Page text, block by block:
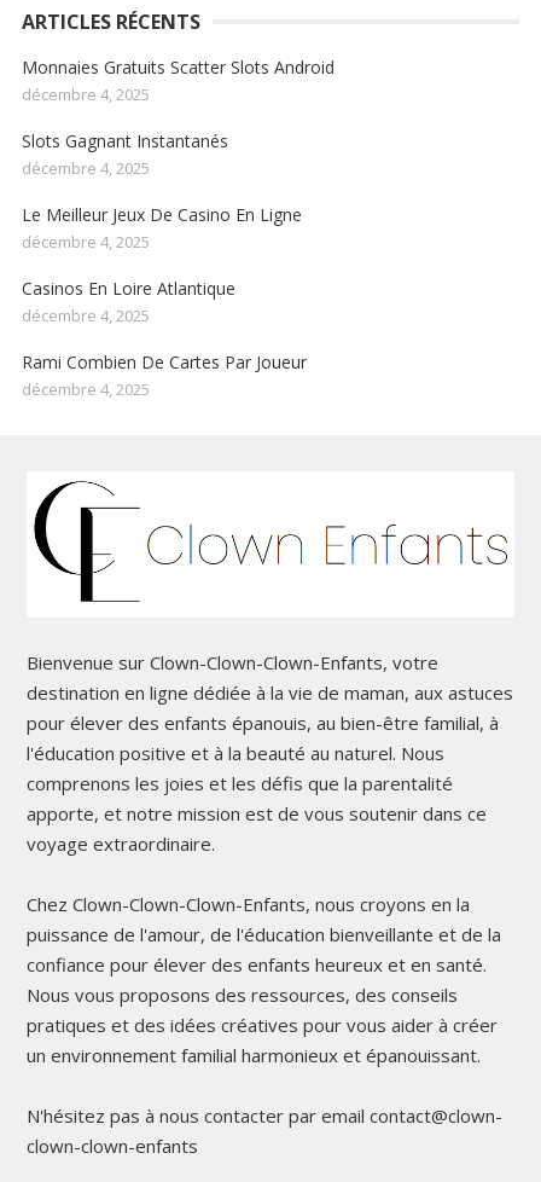
ARTICLES RÉCENTS
Monnaies Gratuits Scatter Slots Android
décembre 4, 2025
Slots Gagnant Instantanés
décembre 4, 2025
Le Meilleur Jeux De Casino En Ligne
décembre 4, 2025
Casinos En Loire Atlantique
décembre 4, 2025
Rami Combien De Cartes Par Joueur
décembre 4, 2025
Bienvenue sur Clown-Clown-Clown-Enfants, votre
destination en ligne dédiée à la vie de maman, aux astuces
pour élever des enfants épanouis, au bien-être familial, à
l'éducation positive et à la beauté au naturel. Nous
comprenons les joies et les défis que la parentalité
apporte, et notre mission est de vous soutenir dans ce
voyage extraordinaire.
Chez Clown-Clown-Clown-Enfants, nous croyons en la
puissance de l'amour, de l'éducation bienveillante et de la
confiance pour élever des enfants heureux et en santé.
Nous vous proposons des ressources, des conseils
pratiques et des idées créatives pour vous aider à créer
un environnement familial harmonieux et épanouissant.
N'hésitez pas à nous contacter par email contact@clown-
clown-clown-enfants